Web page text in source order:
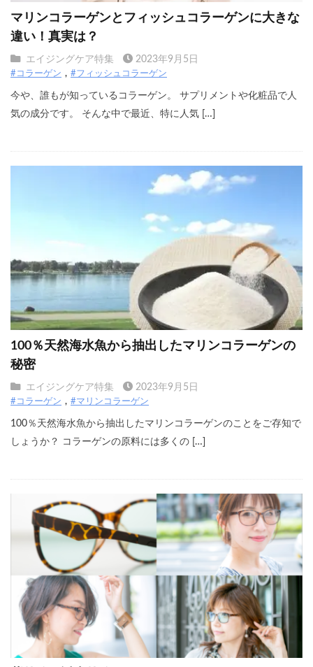
マリンコラーゲンとフィッシュコラーゲンに大きな
違い！真実は？
エイジングケア特集 2023年9月5日
#コラーゲン #フィッシュコラーゲン
今や、誰もが知っているコラーゲン。 サプリメントや化粧品で人
気の成分です。 そんな中で最近、特に人気 […]
100％天然海水魚から抽出したマリンコラーゲンの
秘密
エイジングケア特集 2023年9月5日
#コラーゲン #マリンコラーゲン
100％天然海水魚から抽出したマリンコラーゲンのことをご存知で
しょうか？ コラーゲンの原料には多くの […]